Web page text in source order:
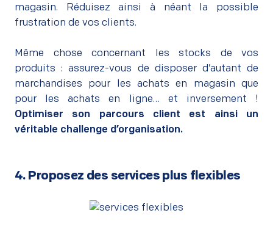
magasin. Réduisez ainsi à néant la possible
frustration de vos clients.
Même chose concernant les stocks de vos
produits : assurez-vous de disposer d’autant de
marchandises pour les achats en magasin que
pour les achats en ligne… et inversement !
Optimiser son parcours client est ainsi un
véritable challenge d’organisation.
4. Proposez des services plus flexibles